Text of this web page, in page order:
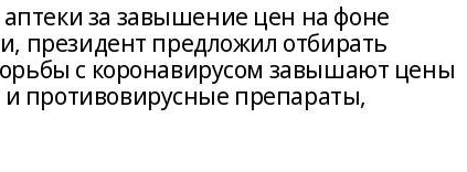
за завышение цен на фоне
президент предложил отбирать
с коронавирусом завышают цены
противовирусные препараты,